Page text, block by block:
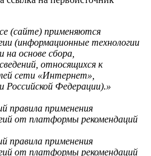
(сайте) применяются
(информационные технологии
основе сбора,
относящихся к
сети «Интернет»,
Российской Федерации).»
правила применения
от платформы рекомендаций
правила применения
от платформы рекомендаций